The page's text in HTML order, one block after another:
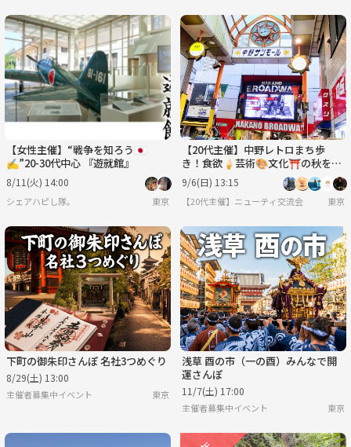
【女性主催】“戦争を知ろう🇯🇵
✍️”20-30代中心 『遊就館』
8/11(火) 14:00
シェアハピし隊。 東京
【20代主催】中野レトロまち歩
き！食欲🍦芸術🎨文化⛩️の秋を先
取りしよう🍁
9/6(日) 13:15
【20代主催】ニューティ交流会 東京
下町の御朱印さんぽ 名社3つめぐり
8/29(土) 13:00
主催者募集中イベント 東京
浅草 酉の市（一の酉）みんなで開
運さんぽ
11/7(土) 17:00
主催者募集中イベント 東京